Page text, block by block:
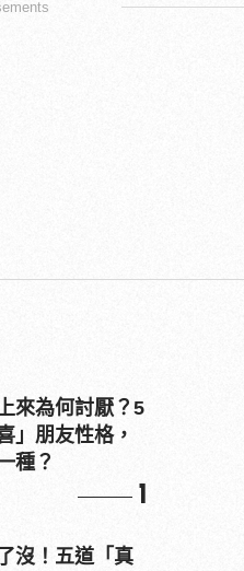
來為何討厭？5
」朋友性格，
種？
1
沒！五道「真